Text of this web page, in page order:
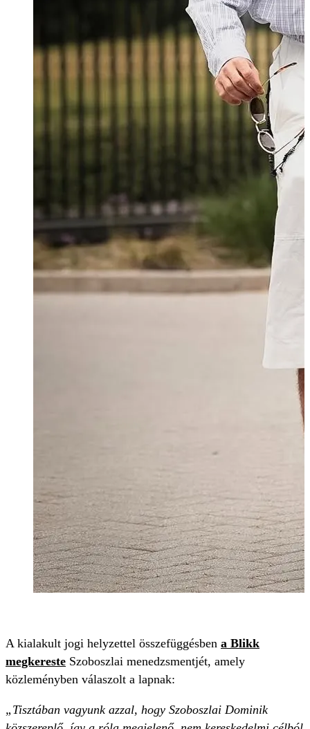
A kialakult jogi helyzettel összefüggésben a Blikk
megkereste Szoboszlai menedzsmentjét, amely
közleményben válaszolt a lapnak:
„Tisztában vagyunk azzal, hogy Szoboszlai Dominik